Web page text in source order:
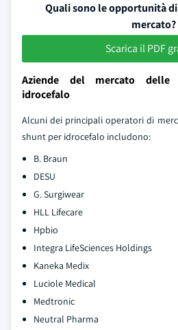
Quali sono le opportunità
mercato?
Scarica il PDF
Aziende del mercato delle
idrocefalo
Alcuni dei principali operatori di
shunt per idrocefalo includono:
B. Braun
DESU
G. Surgiwear
HLL Lifecare
Hpbio
Integra LifeSciences Holdings
Kaneka Medix
Luciole Medical
Medtronic
Neutral Pharma